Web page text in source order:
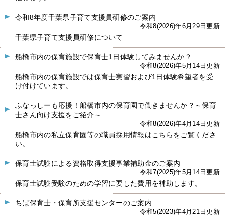
令和8年度千葉県子育て支援員研修のご案内
令和8(2026)年6月29日更新
千葉県子育て支援員研修について
船橋市内の保育施設で保育士1日体験してみませんか？
令和8(2026)年5月14日更新
船橋市内の保育施設では保育士実習および1日体験希望者を受
け付けています。
ふなっしーも応援！船橋市内の保育園で働きませんか？～保育
士さん向け支援をご紹介～
令和8(2026)年4月14日更新
船橋市内の私立保育園等の職員採用情報はこちらをご覧くださ
い。
保育士試験による資格取得支援事業補助金のご案内
令和7(2025)年5月14日更新
保育士試験受験のための学習に要した費用を補助します。
ちば保育士・保育所支援センターのご案内
令和5(2023)年4月21日更新